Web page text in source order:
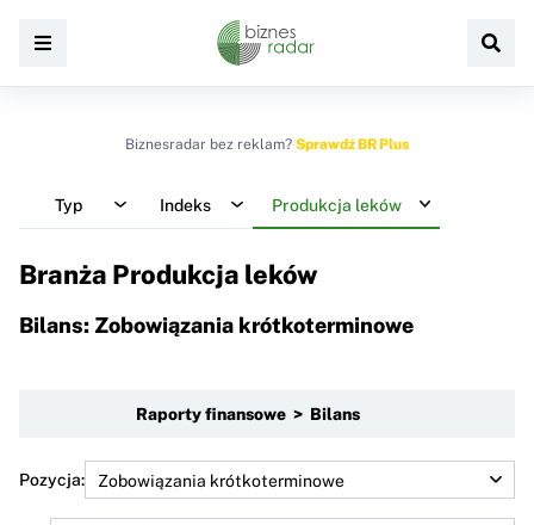
Biznesradar bez reklam? Sprawdź BR Plus
Typ Indeks Produkcja leków
Branża Produkcja leków
Bilans: Zobowiązania krótkoterminowe
Raporty finansowe > Bilans
Pozycja: